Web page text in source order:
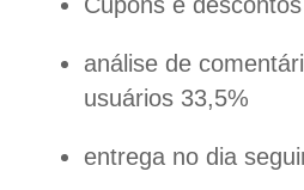
análise de
usuários 33,5%
entrega no dia